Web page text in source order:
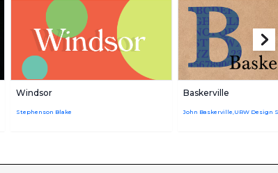
Windsor
Stephenson Blake
Baskerville
John Baskerville,URW Design